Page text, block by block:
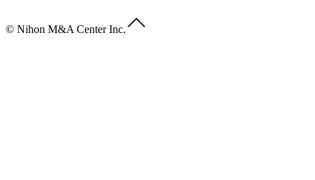
© Nihon M&A Center Inc.